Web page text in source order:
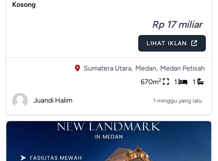
Kosong
Rp 17 miliar
LIHAT IKLAN
Sumatera Utara, Medan, Medan Petisah
670m2 1 1
Juandi Halim 1 minggu yang lalu